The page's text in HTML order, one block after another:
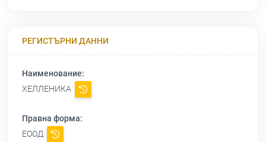
РЕГИСТЪРНИ ДАННИ
Наименование:
ХЕЛЛЕНИКА
Правна форма:
ЕООД